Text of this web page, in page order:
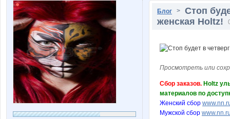
Блог > Стоп
женская Holtz!
Просмотреть или
Сбор заказов. Holtz
материалов по
Женский сбор
Мужской сбор